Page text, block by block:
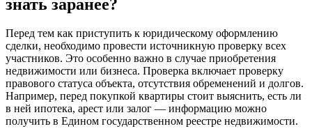
знать заранее?
Перед тем как приступить к юридическому оформлению
сделки, необходимо провести источникную проверку всех
участников. Это особенно важно в случае приобретения
недвижимости или бизнеса. Проверка включает проверку
правового статуса объекта, отсутствия обременений и долгов.
Например, перед покупкой квартиры стоит выяснить, есть ли
в ней ипотека, арест или залог — информацию можно
получить в Едином государственном реестре недвижимости.